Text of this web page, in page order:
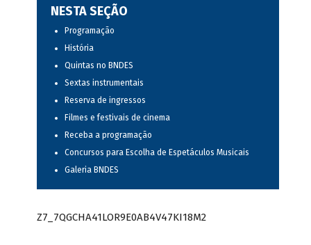
NESTA SEÇÃO
Programação
História
Quintas no BNDES
Sextas instrumentais
Reserva de ingressos
Filmes e festivais de cinema
Receba a programação
Concursos para Escolha de Espetáculos Musicais
Galeria BNDES
Z7_7QGCHA41LOR9E0AB4V47KI18M2